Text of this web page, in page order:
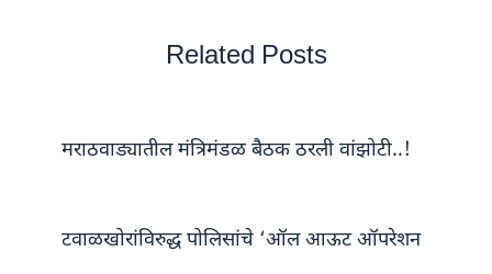
Related Posts
मराठवाड्यातील मंत्रिमंडळ बैठक ठरली वांझोटी..!
टवाळखोरांविरुद्ध पोलिसांचे ‘ऑल आऊट ऑपरेशन